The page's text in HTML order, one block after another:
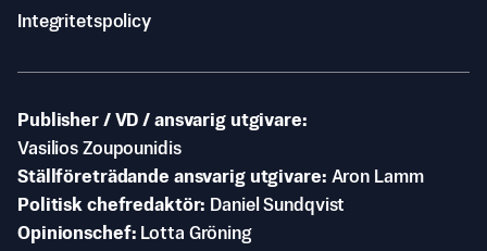
Integritetspolicy
Publisher / VD / ansvarig utgivare
Vasilios Zoupounidis
Ställföreträdande ansvarig utgivare Aron Lamm
Politisk chefredaktör
Daniel Sundqvist
Opinionschef
Lotta Gröning